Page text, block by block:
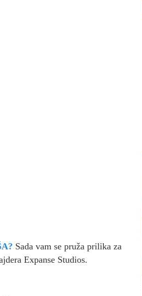
Sada vam se pruža prilika za
Expanse Studios.